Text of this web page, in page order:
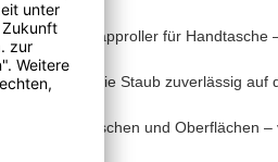
kleine Klapproller für Handtasche
Fusseln sowie Staub zuverlässig auf
von Tischen und Oberflächen –